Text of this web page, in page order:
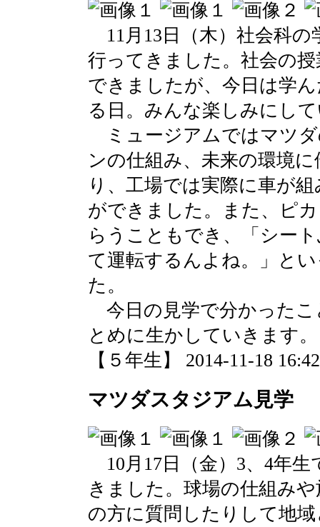
11月13日（木）社会科
行ってきました。社会の
できましたが、今日は学
る日。みんな楽しみにし
ミュージアムではマツ
ンの仕組み、未来の環境
り、工場では実際に車が
ができました。また、ピ
らうこともでき、「シー
て運転するんよね。」と
た。
今日の見学で分かったこ
とめに生かしていきます。
【５年生】 2014-11-18
マツダスタジアム見学
10月17日（金）3、4年
きました。球場の仕組み
の方に質問したりして地